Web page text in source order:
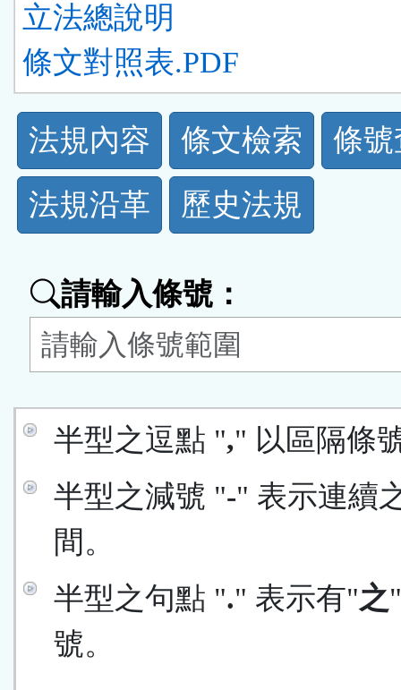
立法總說明
條文對照表.PDF
法
規
功
按
鈕
法規內容 條文檢索
條
法規沿革
歷史法規
請輸入條號：
半型之逗點 "," 以區隔條
半型之減號 "-" 表示連續
間。
半型之句點 "." 表示有"之
號。